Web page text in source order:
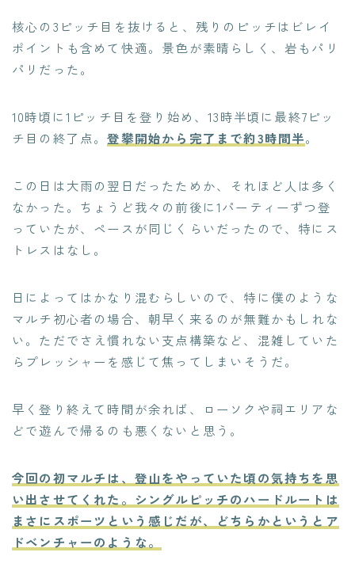
核心の3ピッチ目を抜けると、残りのピッチはビレイ
ポイントも含めて快適。景色が素晴らしく、岩もパリ
パリだった。
10時頃に1ピッチ目を登り始め、13時半頃に最終7ピッ
チ目の終了点。登攀開始から完了まで約3時間半。
この日は大雨の翌日だったためか、それほど人は多く
なかった。ちょうど我々の前後に1パーティーずつ登
っていたが、ペースが同じくらいだったので、特にス
トレスはなし。
日によってはかなり混むらしいので、特に僕のような
マルチ初心者の場合、朝早く来るのが無難かもしれな
い。ただでさえ慣れない支点構築など、混雑していた
らプレッシャーを感じて焦ってしまいそうだ。
早く登り終えて時間が余れば、ローソクや祠エリアな
どで遊んで帰るのも悪くないと思う。
今回の初マルチは、登山をやっていた頃の気持ちを思
い出させてくれた。シングルピッチのハードルートは
まさにスポーツという感じだが、どちらかというとア
ドベンチャーのような。